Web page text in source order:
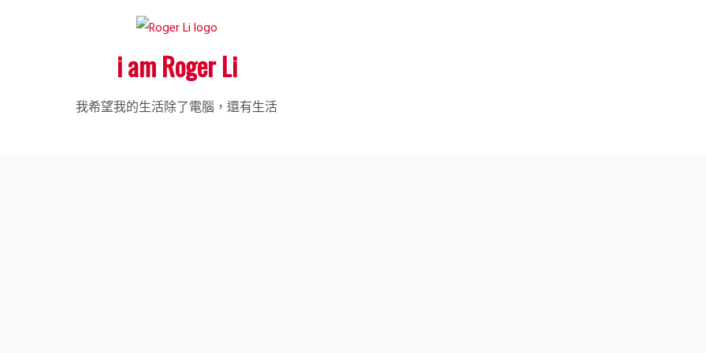
i am Roger Li
我希望我的生活除了電腦，還有生活